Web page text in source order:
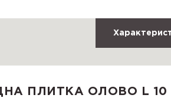
ПЛИТКА ОЛОВО L 10